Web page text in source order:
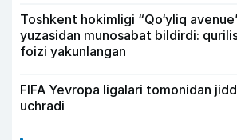
Toshkent hokimligi “Qo‘yliq
yuzasidan munosabat bildirdi:
foizi yakunlangan
FIFA Yevropa ligalari tomonidan
uchradi